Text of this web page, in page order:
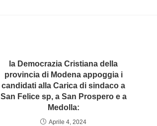
la Democrazia Cristiana della
provincia di Modena appoggia i
candidati alla Carica di sindaco a
San Felice sp, a San Prospero e a
Medolla:
Aprile 4, 2024